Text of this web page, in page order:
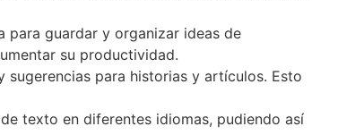
para guardar y organizar ideas de
su productividad.
para historias y artículos. Esto
texto en diferentes idiomas, pudiendo así